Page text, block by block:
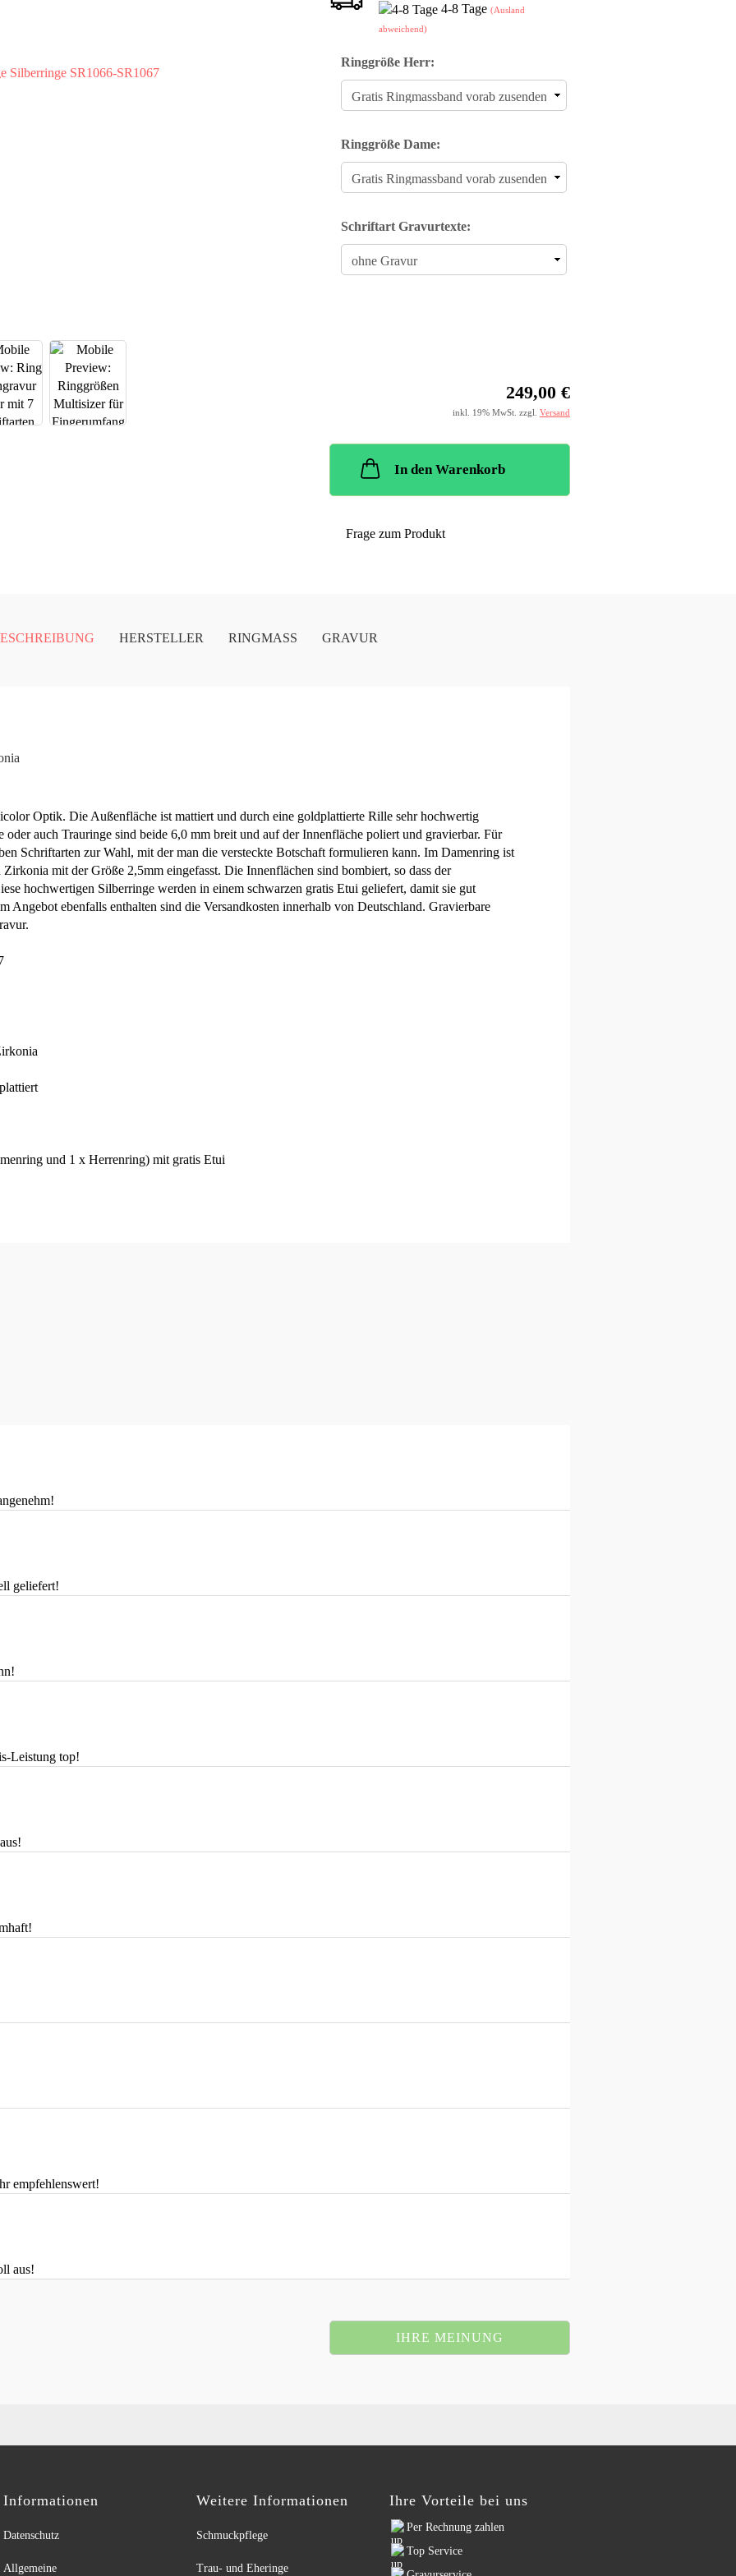
4-8 Tage (Ausland
abweichend)
Ringgröße Herr:
Ringgröße Dame:
Schriftart Gravurtexte:
249,00 €
inkl. 19% MwSt. zzgl. Versand
In den Warenkorb
Frage zum Produkt
HERSTELLER RINGMASS GRAVUR
Optik. Die Außenfläche ist mattiert und durch eine goldplattierte Rille sehr hochwertig
oder auch Trauringe sind beide 6,0 mm breit und auf der Innenfläche poliert und gravierbar. Für
Schriftarten zur Wahl, mit der man die versteckte Botschaft formulieren kann. Im Damenring ist
mit der Größe 2,5mm eingefasst. Die Innenflächen sind bombiert, so dass der
hochwertigen Silberringe werden in einem schwarzen gratis Etui geliefert, damit sie gut
Angebot ebenfalls enthalten sind die Versandkosten innerhalb von Deutschland. Gravierbare
und 1 x Herrenring) mit gratis Etui
geliefert!
Leistung top!
empfehlenswert!
aus!
IHRE MEINUNG
Informationen
Datenschutz
Allgemeine
Weitere Informationen
Schmuckpflege
Trau- und Eheringe
Ihre Vorteile bei uns
Per Rechnung zahlen
Top Service